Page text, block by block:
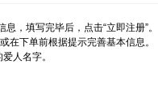
，填写完毕后，点击“立即注册”。
在下单前根据提示完善基本信息。
人名字。